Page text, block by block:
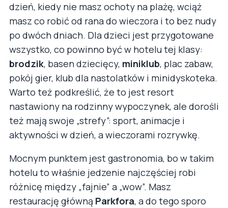
dzień, kiedy nie masz ochoty na plażę, wciąż
masz co robić od rana do wieczora i to bez nudy
po dwóch dniach. Dla dzieci jest przygotowane
wszystko, co powinno być w hotelu tej klasy:
brodzik, basen dziecięcy, miniklub, plac zabaw,
pokój gier, klub dla nastolatków i minidyskoteka.
Warto też podkreślić, że to jest resort
nastawiony na rodzinny wypoczynek, ale dorośli
też mają swoje „strefy”: sport, animacje i
aktywności w dzień, a wieczorami rozrywkę.
Mocnym punktem jest gastronomia, bo w takim
hotelu to właśnie jedzenie najczęściej robi
różnicę między „fajnie” a „wow”. Masz
restaurację główną Parkfora, a do tego sporo